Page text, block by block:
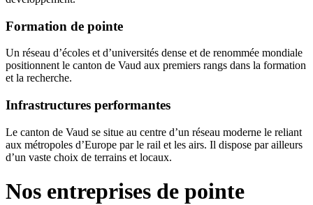
Formation de pointe
Un réseau d’écoles et d’universités dense et de renommée mondiale
positionnent le canton de Vaud aux premiers rangs dans la formation
et la recherche.
Infrastructures performantes
Le canton de Vaud se situe au centre d’un réseau moderne le reliant
aux métropoles d’Europe par le rail et les airs. Il dispose par ailleurs
d’un vaste choix de terrains et locaux.
Nos entreprises de pointe